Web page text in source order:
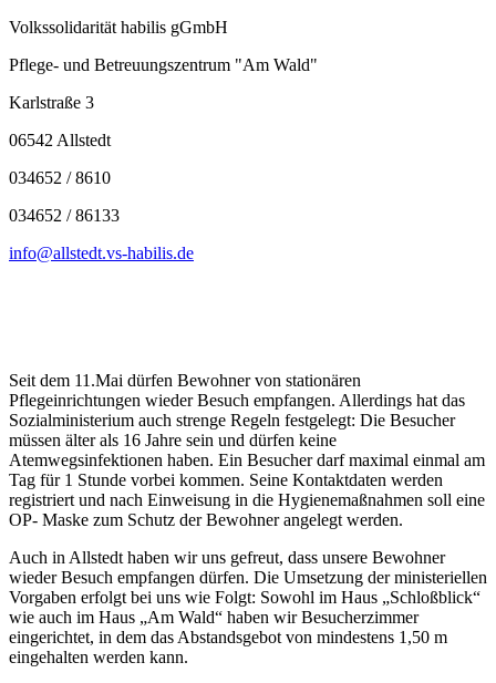
Volkssolidarität habilis gGmbH
Pflege- und Betreuungszentrum "Am Wald"
Karlstraße 3
06542 Allstedt
034652 / 8610
034652 / 86133
info@allstedt.vs-habilis.de
Seit dem 11.Mai dürfen Bewohner von stationären
Pflegeinrichtungen wieder Besuch empfangen. Allerdings hat das
Sozialministerium auch strenge Regeln festgelegt: Die Besucher
müssen älter als 16 Jahre sein und dürfen keine
Atemwegsinfektionen haben. Ein Besucher darf maximal einmal am
Tag für 1 Stunde vorbei kommen. Seine Kontaktdaten werden
registriert und nach Einweisung in die Hygienemaßnahmen soll eine
OP- Maske zum Schutz der Bewohner angelegt werden.
Auch in Allstedt haben wir uns gefreut, dass unsere Bewohner
wieder Besuch empfangen dürfen. Die Umsetzung der ministeriellen
Vorgaben erfolgt bei uns wie Folgt: Sowohl im Haus „Schloßblick“
wie auch im Haus „Am Wald“ haben wir Besucherzimmer
eingerichtet, in dem das Abstandsgebot von mindestens 1,50 m
eingehalten werden kann.